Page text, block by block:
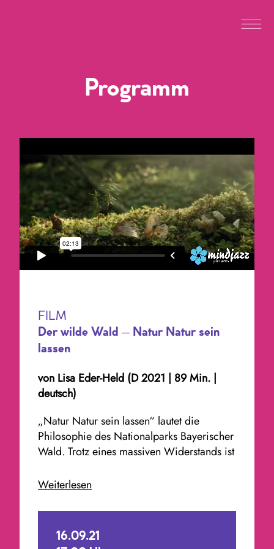
Programm
FILM
Der wilde Wald – Natur Natur sein
lassen
von Lisa Eder-Held (D 2021 | 89 Min. |
deutsch)
„Natur Natur sein lassen“ lautet die
Philosophie des Nationalparks Bayerischer
Wald. Trotz eines massiven Widerstands ist
Vorzeigeprojekt geworden. Weil der
aus den einstigen Wirtschaftswäldern ein
Urwald heran, ein einzigartiges Ökosystem
und ein Refugium der Artenvielfalt.
Weiterlesen
16.09.21